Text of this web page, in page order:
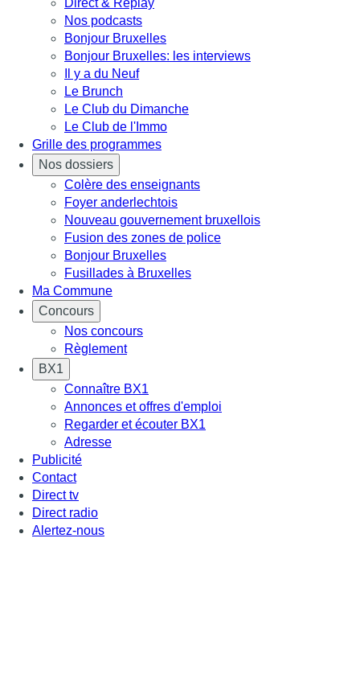
Nos podcasts
Bonjour Bruxelles
Bonjour Bruxelles: les interviews
Il y a du Neuf
Le Brunch
Le Club du Dimanche
Le Club de l'Immo
Grille des programmes
Nos dossiers
Colère des enseignants
Foyer anderlechtois
Nouveau gouvernement bruxellois
Fusion des zones de police
Bonjour Bruxelles
Fusillades à Bruxelles
Ma Commune
Concours
Nos concours
Règlement
BX1
Connaître BX1
Annonces et offres d'emploi
Regarder et écouter BX1
Adresse
Publicité
Contact
Direct tv
Direct radio
Alertez-nous